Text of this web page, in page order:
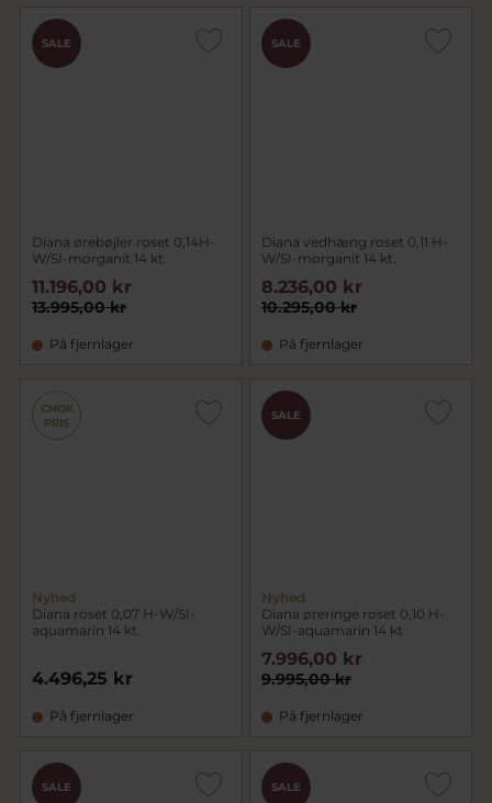
SALE
Diana ørebøjler roset 0,14H-
W/SI-morganit 14 kt.
13.995,00 kr
11.196,00 kr
På fjernlager
SALE
Diana vedhæng roset 0,11 H-
W/SI-morganit 14 kt.
10.295,00 kr
8.236,00 kr
På fjernlager
CHOK
PRIS
Nyhed
Diana roset 0,07 H-W/SI-
aquamarin 14 kt.
4.496,25 kr
På fjernlager
SALE
Nyhed
Diana øreringe roset 0,10 H-
W/SI-aquamarin 14 kt
9.995,00 kr
7.996,00 kr
På fjernlager
SALE SALE